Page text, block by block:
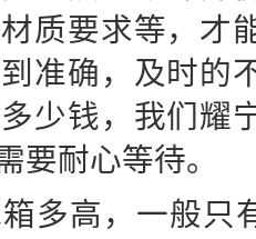
质要求等，才
准确，及时的
少钱，我们耀
要耐心等待。
多高，一般只